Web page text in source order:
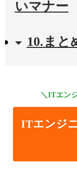
いマナー
10.まと
＼ITエン
ITエンジ